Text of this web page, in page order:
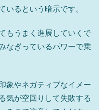
いるという暗示です。
もうまく進展していくで
なぎっているパワーで乗
象やネガティブなイメー
気が空回りして失敗する